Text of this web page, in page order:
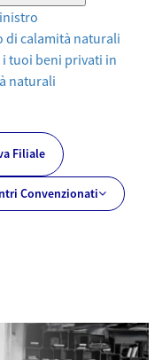
di calamità naturali
tuoi beni privati in
naturali
Filiale
Convenzionati